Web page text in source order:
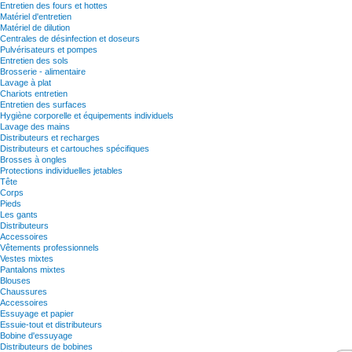
Entretien des fours et hottes
Matériel d'entretien
Matériel de dilution
Centrales de désinfection et doseurs
Pulvérisateurs et pompes
Entretien des sols
Brosserie - alimentaire
Lavage à plat
Chariots entretien
Entretien des surfaces
Hygiène corporelle et équipements individuels
Lavage des mains
Distributeurs et recharges
Distributeurs et cartouches spécifiques
Brosses à ongles
Protections individuelles jetables
Tête
Corps
Pieds
Les gants
Distributeurs
Accessoires
Vêtements professionnels
Vestes mixtes
Pantalons mixtes
Blouses
Chaussures
Accessoires
Essuyage et papier
Essuie-tout et distributeurs
Bobine d'essuyage
Distributeurs de bobines